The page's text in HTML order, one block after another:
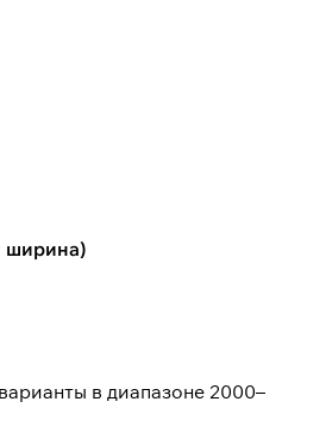
ширина)
в диапазоне 2000–